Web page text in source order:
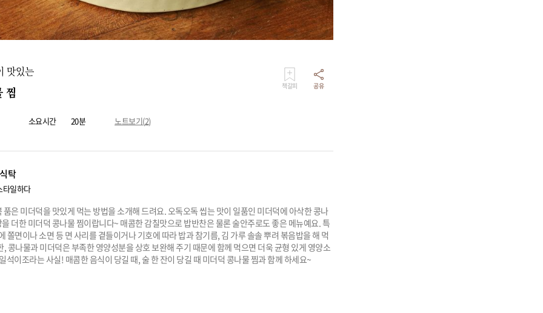
맛있는
찜 책갈피 공유
소요시간 20분 노트보기(2)
탁
타일하다
품은 미더덕을 맛있게 먹는 방법을 소개해 드려요. 오독오독 씹는 맛이 일품인 미더덕에 아삭한 콩나
더한 미더덕 콩나물 찜이랍니다~ 매콤한 감칠맛으로 밥반찬은 물론 술안주로도 좋은 메뉴예요. 특
쫄면이나 소면 등 면 사리를 곁들이거나 기호에 따라 밥과 참기름, 김 가루 솔솔 뿌려 볶음밥을 해 먹
, 콩나물과 미더덕은 부족한 영양성분을 상호 보완해 주기 때문에 함께 먹으면 더욱 균형 있게 영양소
석이조라는 사실! 매콤한 음식이 당길 때, 술 한 잔이 당길 때 미더덕 콩나물 찜과 함께 하세요~